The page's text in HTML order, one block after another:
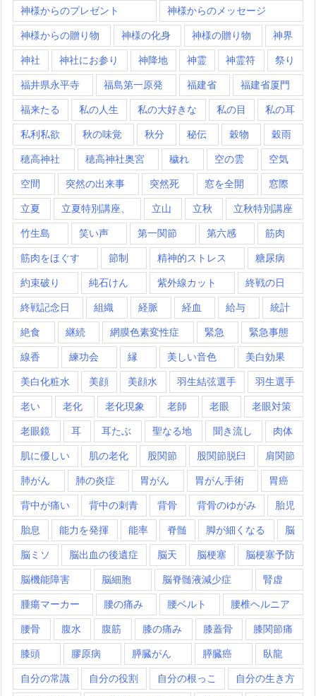
神様からのプレゼント 神様からのメッセージ
神様からの贈り物 神様の化身 神様の贈り物 神界
神社 神社にお参り 神降地 神霊 神霊符 祭り
福井県永平寺 福島第一原発 福建省 福建省厦門
福来たる 私の人生 私の大好きな 私の目 私の耳
私利私欲 秋の味覚 秋分 秘伝 穀物 穀雨
穂高神社 穂高神社奥宮 穢れ 空の雲 空気
空間 突然の出来事 突然死 窓を全開 窓際
立夏 立夏特別講座、 立山 立秋 立秋特別講座
竹生島 笑い声 第一関節 第六感 筋肉
筋肉をほぐす 節制 精神的ストレス 糖尿病
約束破り 純石けん 紫外線カット 終戦の日
終戦記念日 組織 経脈 経血 給与 統計
絶食 継続 網膜色素変性症 緊急 緊急事態
線香 練功会 縁 美しい音色 美白効果
美白化粧水 美顔 美顔水 羽生結弦選手 羽生選手
老い 老化 老化現象 老師 老眼 老眼対策
老眼鏡 耳 耳たぶ 聖なる地 聞き流し 肉体
肌に優しい 肌の老化 股関節 股関節脱臼 肩関節
肺がん 肺の炎症 胃がん 胃がん手術 胃癌
背中が痛い 背中の刺青 背骨 背骨のゆがみ 胎児
胎息 能力を発揮 能率 脊髄 脚が細くなる 脳
脳ミソ 脳出血の後遺症 脳天 脳梗塞 脳梗塞予防
脳機能障害 脳細胞 脳脊髄液減少症 腎虚
腫瘍マーカー 腰の痛み 腰ベルト 腰椎ヘルニア
腰骨 腹水 腹筋 膝の痛み 膝蓋骨 膝関節痛
膝頭 膠原病 膵臓がん 膵臓癌 臥龍
自分の常識 自分の役割 自分の根っこ 自分の生き方